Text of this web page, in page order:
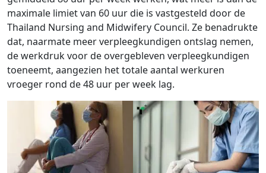
maximale limiet van 60 uur die is vastgesteld door de
Thailand Nursing and Midwifery Council. Ze benadrukte
dat, naarmate meer verpleegkundigen ontslag nemen,
de werkdruk voor de overgebleven verpleegkundigen
toeneemt, aangezien het totale aantal werkuren
vroeger rond de 48 uur per week lag.